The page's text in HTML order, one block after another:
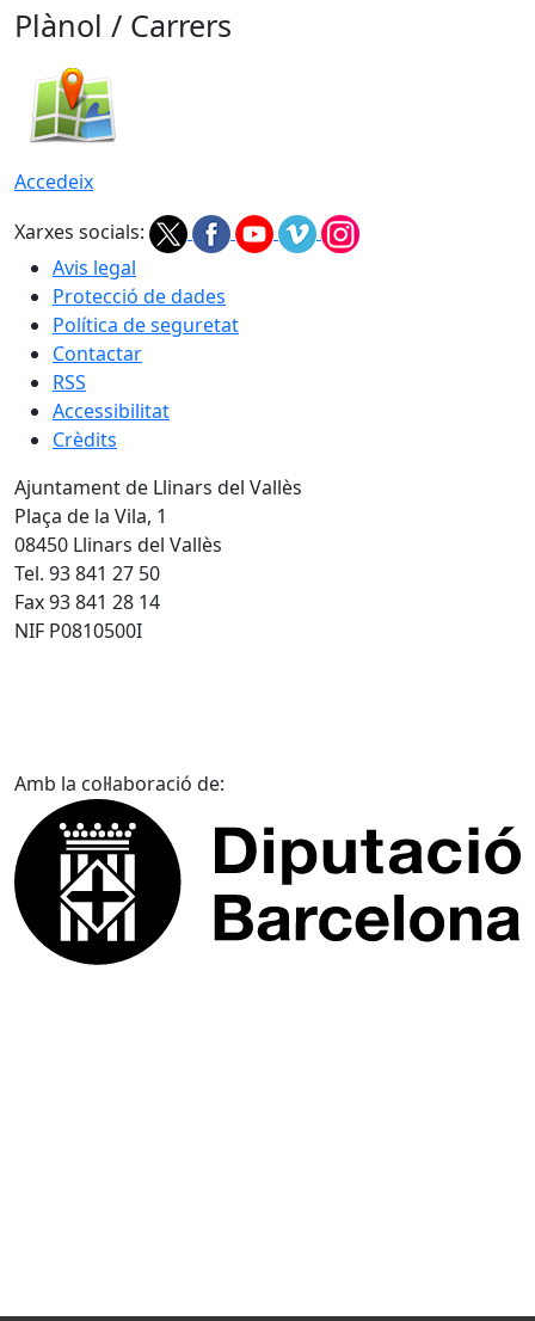
Plànol / Carrers
Accedeix
Xarxes socials:
Avis legal
Protecció de dades
Política de seguretat
Contactar
RSS
Accessibilitat
Crèdits
Ajuntament de Llinars del Vallès
Plaça de la Vila, 1
08450 Llinars del Vallès
Tel. 93 841 27 50
Fax 93 841 28 14
NIF P0810500I
Amb la col·laboració de: